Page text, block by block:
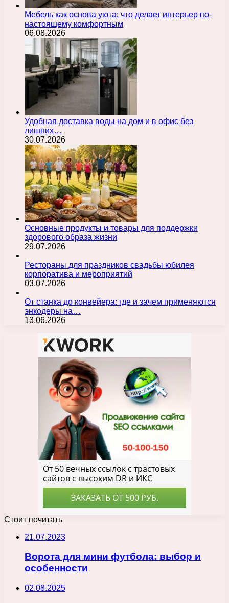
Мебель как основа уюта: что делает интерьер по-
настоящему комфортным
06.08.2026
Удобная доставка воды на дом и в офис без
лишних…
30.07.2026
Основные продукты и товары для поддержки
здорового образа жизни
29.07.2026
Рестораны для праздников свадьбы юбилея
корпоратива и мероприятий
03.07.2026
От станка до конвейера: где и зачем применяются
энкодеры на…
13.06.2026
Стоит почитать
21.07.2023
Ворота для мини футбола: выбор и
особенности
02.08.2025